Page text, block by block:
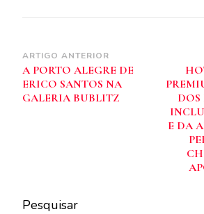
Navegação
de
post
ARTIGO ANTERIOR
A PORTO ALEGRE DE
ERICO SANTOS NA
GALERIA BUBLITZ
E DA
Pesquisar